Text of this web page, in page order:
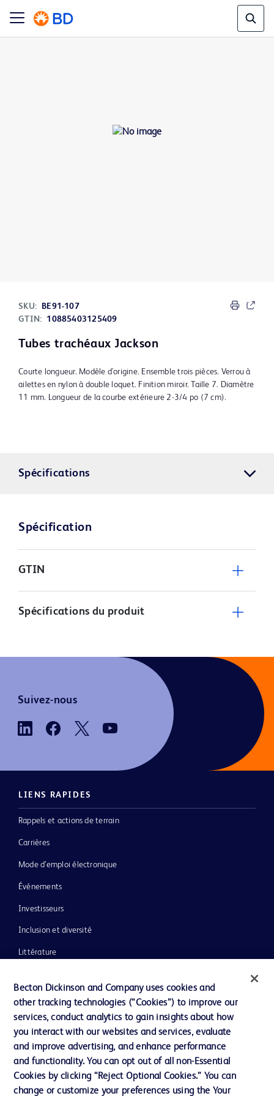
SKU:
BE91-107
GTIN:
10885403125409
Tubes trachéaux Jackson
Courte longueur. Modèle d'origine. Ensemble trois pièces. Verrou à
ailettes en nylon à double loquet. Finition miroir. Taille 7. Diamètre
11 mm. Longueur de la courbe extérieure 2-3/4 po (7 cm).
Spécifications
Spécification
GTIN
Spécifications du produit
Suivez-nous
LIENS RAPIDES
Rappels et actions de terrain
Carrières
Mode d’emploi électronique
Événements
Investisseurs
Inclusion et diversité
Littérature
Notre entreprise
Éthique et conformité
Nous contacter
Becton Dickinson and Company uses cookies and
other tracking technologies (“Cookies”) to improve our
services, conduct analytics to gain insights about how
you interact with our websites and services, evaluate
and improve advertising, and enhance performance
and functionality. You can opt out of all non-Essential
Cookies by clicking “Reject Optional Cookies.” You can
change or customize your preferences using the Your